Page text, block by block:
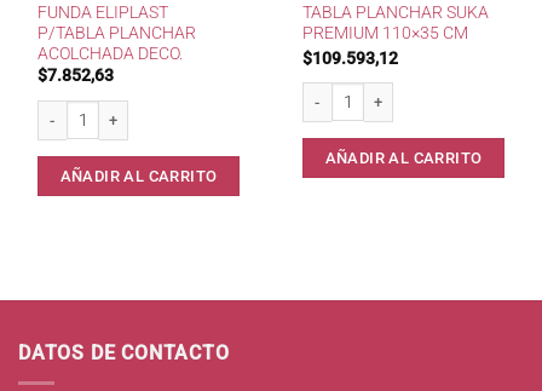
FUNDA ELIPLAST
P/TABLA PLANCHAR
ACOLCHADA DECO.
$7.852,63
Funda Eliplast p/Tabla Planchar Acolchada Deco. cantidad
AÑADIR AL CARRITO
TABLA PLANCHAR SUKA
PREMIUM 110×35 CM
$109.593,12
Tabla Planchar Suka Premium
AÑADIR AL CARRITO
DATOS DE CONTACTO